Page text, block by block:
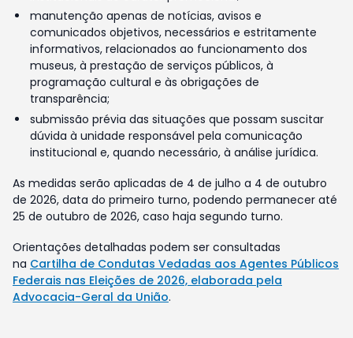
manutenção apenas de notícias, avisos e
comunicados objetivos, necessários e estritamente
informativos, relacionados ao funcionamento dos
museus, à prestação de serviços públicos, à
programação cultural e às obrigações de
transparência;
submissão prévia das situações que possam suscitar
dúvida à unidade responsável pela comunicação
institucional e, quando necessário, à análise jurídica.
As medidas serão aplicadas de 4 de julho a 4 de outubro
de 2026, data do primeiro turno, podendo permanecer até
25 de outubro de 2026, caso haja segundo turno.
Orientações detalhadas podem ser consultadas
na Cartilha de Condutas Vedadas aos Agentes Públicos
Federais nas Eleições de 2026, elaborada pela
Advocacia-Geral da União.